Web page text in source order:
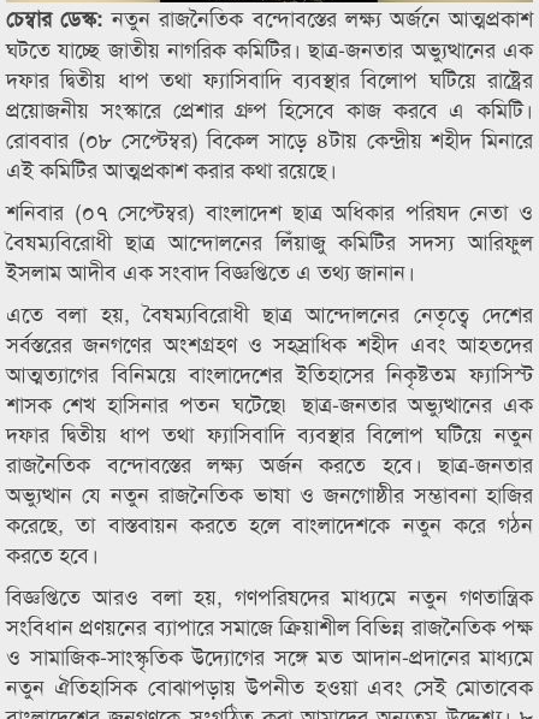
চেম্বার ডেস্ক:নতুন রাজনৈতিক বন্দোবস্তের লক্ষ্য অর্জনে আত্মপ্রকাশ
ঘটতে যাচ্ছে জাতীয় নাগরিক কমিটির। ছাত্র-জনতার অভ্যুত্থানের এক
দফার দ্বিতীয় ধাপ তথা ফ্যাসিবাদি ব্যবস্থার বিলোপ ঘটিয়ে রাষ্ট্রের
প্রয়োজনীয় সংস্কারে প্রেশার গ্রুপ হিসেবে কাজ করবে এ কমিটি।
রোববার (০৮ সেপ্টেম্বর) বিকেল সাড়ে ৪টায় কেন্দ্রীয় শহীদ মিনারে
এই কমিটির আত্মপ্রকাশ করার কথা রয়েছে।
শনিবার (০৭ সেপ্টেম্বর) বাংলাদেশ ছাত্র অধিকার পরিষদ নেতা ও
বৈষম্যবিরোধী ছাত্র আন্দোলনের লিঁয়াজু কমিটির সদস্য আরিফুল
ইসলাম আদীব এক সংবাদ বিজ্ঞপ্তিতে এ তথ্য জানান।
এতে বলা হয়, বৈষম্যবিরোধী ছাত্র আন্দোলনের নেতৃত্বে দেশের
সর্বস্তরের জনগণের অংশগ্রহণ ও সহস্রাধিক শহীদ এবং আহতদের
আত্মত্যাগের বিনিময়ে বাংলাদেশের ইতিহাসের নিকৃষ্টতম ফ্যাসিস্ট
শাসক শেখ হাসিনার পতন ঘটেছে৷ ছাত্র-জনতার অভ্যুত্থানের এক
দফার দ্বিতীয় ধাপ তথা ফ্যাসিবাদি ব্যবস্থার বিলোপ ঘটিয়ে নতুন
রাজনৈতিক বন্দোবস্তের লক্ষ্য অর্জন করতে হবে। ছাত্র-জনতার
অভ্যুত্থান যে নতুন রাজনৈতিক ভাষা ও জনগোষ্ঠীর সম্ভাবনা হাজির
করেছে, তা বাস্তবায়ন করতে হলে বাংলাদেশকে নতুন করে গঠন
করতে হবে।
বিজ্ঞপ্তিতে আরও বলা হয়, গণপরিষদের মাধ্যমে নতুন গণতান্ত্রিক
সংবিধান প্রণয়নের ব্যাপারে সমাজে ক্রিয়াশীল বিভিন্ন রাজনৈতিক পক্ষ
ও সামাজিক-সাংস্কৃতিক উদ্যোগের সঙ্গে মত আদান-প্রদানের মাধ্যমে
নতুন ঐতিহাসিক বোঝাপড়ায় উপনীত হওয়া এবং সেই মোতাবেক